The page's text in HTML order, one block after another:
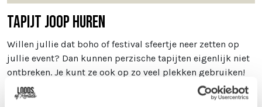
Tapijt Joop huren
Willen jullie dat boho of festival sfeertje neer zetten op
jullie event? Dan kunnen perzische tapijten eigenlijk niet
ontbreken. Je kunt ze ook op zo veel plekken gebruiken!
Zo kun je een perzische tapijt gebruiken bij jullie
welkomsthoek, maar je kunt ook meerdere tapijten